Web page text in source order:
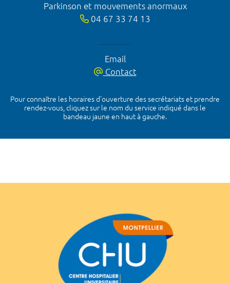
Parkinson et mouvements anormaux
04 67 33 74 13
Email
Contact
Pour connaître les horaires d’ouverture des secrétariats et prendre
rendez-vous, cliquez sur le nom du service indiqué dans le
bandeau jaune en haut à gauche.